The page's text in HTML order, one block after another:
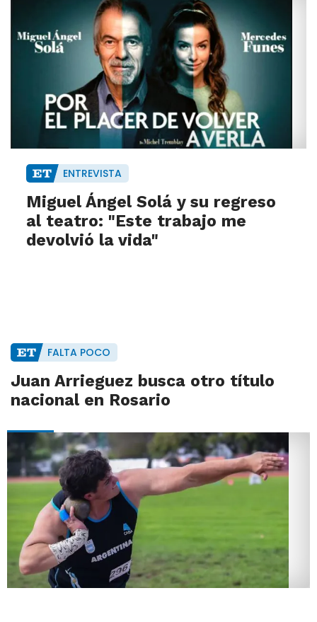
ENTREVISTA
Miguel Ángel Solá y su regreso
al teatro: "Este trabajo me
devolvió la vida"
FALTA POCO
Juan Arrieguez busca otro título
nacional en Rosario